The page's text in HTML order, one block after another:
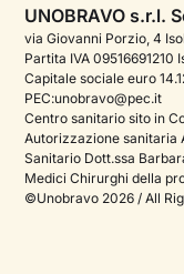
Podcast di
Corporate
Psicologo
Sala stampa
Gestisci cookie
UNOBRAVO s.r.l.
via Giovanni Porzio, 4
Partita IVA 09516691210
Capitale sociale euro
PEC:unobravo@pec.it
Centro sanitario sito in
Autorizzazione sanitaria
Sanitario Dott.ssa
Medici Chirurghi della
©Unobravo 2026 / All